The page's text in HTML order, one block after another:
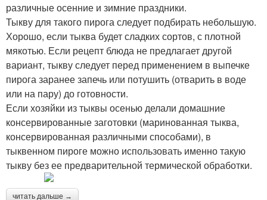
различные осенние и зимние праздники.
Тыкву для такого пирога следует подбирать небольшую.
Хорошо, если тыква будет сладких сортов, с плотной
мякотью. Если рецепт блюда не предлагает другой
вариант, тыкву следует перед применением в выпечке
пирога заранее запечь или потушить (отварить в воде
или на пару) до готовности.
Если хозяйки из тыквы осенью делали домашние
консервированные заготовки (маринованная тыква,
консервированная различными способами), в
тыквенном пироге можно использовать именно такую
тыкву без ее предварительной термической обработки.
читать дальше →